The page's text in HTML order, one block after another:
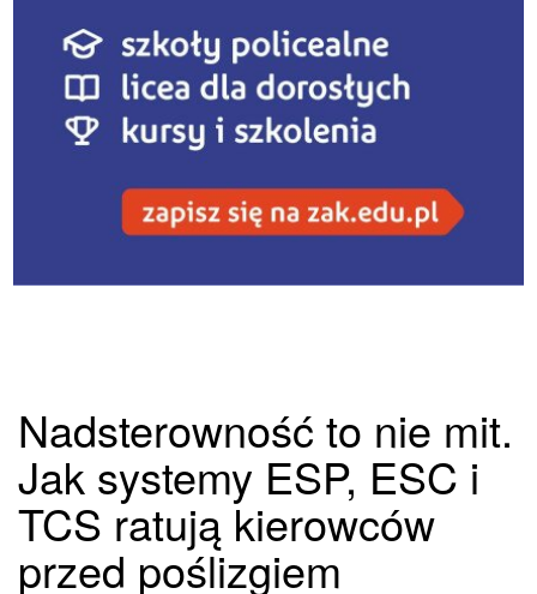
Nadsterowność to nie mit.
Jak systemy ESP, ESC i
TCS ratują kierowców
przed poślizgiem